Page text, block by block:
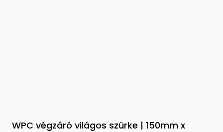
WPC végzáró világos szürke | 150mm x